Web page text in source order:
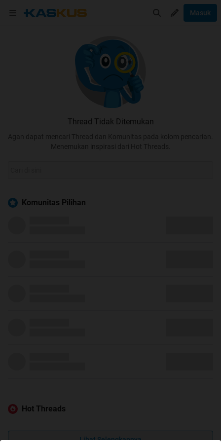
Masuk
Thread Tidak Ditemukan
Agan dapat mencari Thread dan Komunitas pada kolom pencarian.
Menemukan inspirasi dari Hot Threads.
Komunitas Pilihan
Hot Threads
Lihat Selengkapnya